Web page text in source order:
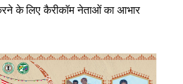
के लिए कैरीकॉम नेताओं का आभार